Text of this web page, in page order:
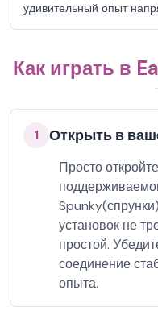
удивительный опыт
Как играть в
1 Открыть в
Просто
установок не
простой.
соединение
опыта.